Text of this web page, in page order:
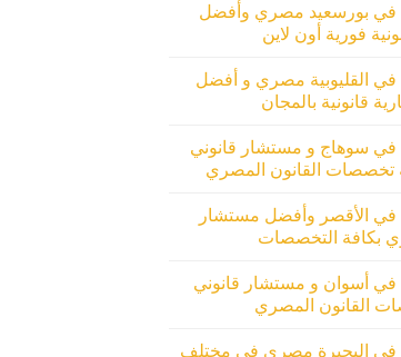
في بورسعيد مصري وأفضل
فورية أون لاين
القليوبية مصري و أفضل
قانونية بالمجان
سوهاج و مستشار قانوني
تخصصات القانون المصري
الأقصر وأفضل مستشار
بكافة التخصصات
أسوان و مستشار قانوني
القانون المصري
البحيرة مصري في مختلف